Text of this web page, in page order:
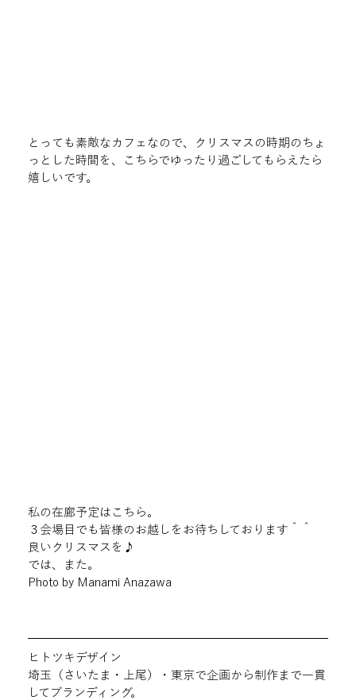
とっても素敵なカフェなので、クリスマスの時期のちょ
っとした時間を、こちらでゆったり過ごしてもらえたら
嬉しいです。
私の在廊予定はこちら。
３会場目でも皆様のお越しをお待ちしております＾＾
良いクリスマスを♪
では、また。
Photo by Manami Anazawa
ヒトツキデザイン
埼玉（さいたま・上尾）・東京で企画から制作まで一貫
してブランディング。